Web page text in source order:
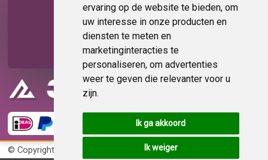
ervaring op de website te bieden, om
uw interesse in onze producten en
diensten te meten en
marketinginteracties te
personaliseren, om advertenties
weer te geven die relevanter voor u
zijn.
Ik ga akkoord
Ik weiger
© Copyright 2026